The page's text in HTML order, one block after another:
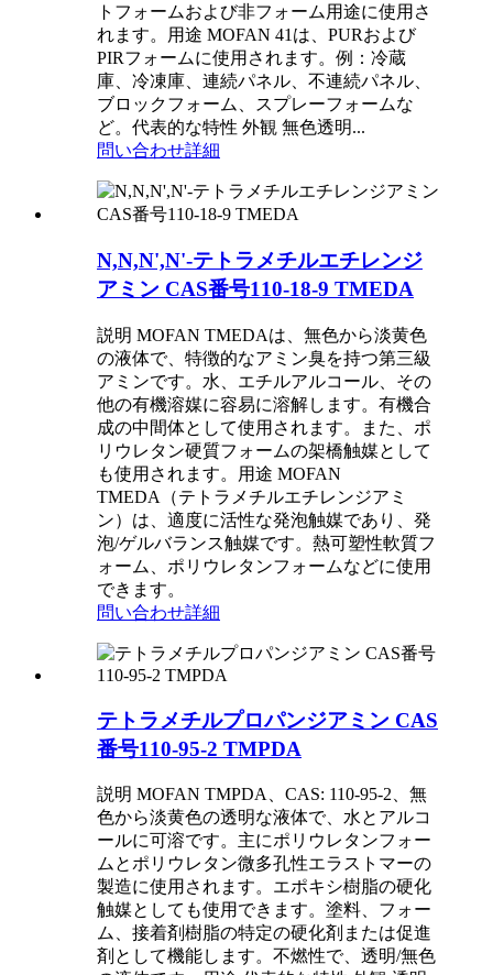
トフォームおよび非フォーム用途に使用さ
れます。用途 MOFAN 41は、PURおよび
PIRフォームに使用されます。例：冷蔵
庫、冷凍庫、連続パネル、不連続パネル、
ブロックフォーム、スプレーフォームな
ど。代表的な特性 外観 無色透明...
問い合わせ詳細
N,N,N',N'-テトラメチルエチレンジ
アミン CAS番号110-18-9 TMEDA
説明 MOFAN TMEDAは、無色から淡黄色
の液体で、特徴的なアミン臭を持つ第三級
アミンです。水、エチルアルコール、その
他の有機溶媒に容易に溶解します。有機合
成の中間体として使用されます。また、ポ
リウレタン硬質フォームの架橋触媒として
も使用されます。用途 MOFAN
TMEDA（テトラメチルエチレンジアミ
ン）は、適度に活性な発泡触媒であり、発
泡/ゲルバランス触媒です。熱可塑性軟質フ
ォーム、ポリウレタンフォームなどに使用
できます。
問い合わせ詳細
テトラメチルプロパンジアミン CAS
番号110-95-2 TMPDA
説明 MOFAN TMPDA、CAS: 110-95-2、無
色から淡黄色の透明な液体で、水とアルコ
ールに可溶です。主にポリウレタンフォー
ムとポリウレタン微多孔性エラストマーの
製造に使用されます。エポキシ樹脂の硬化
触媒としても使用できます。塗料、フォー
ム、接着剤樹脂の特定の硬化剤または促進
剤として機能します。不燃性で、透明/無色